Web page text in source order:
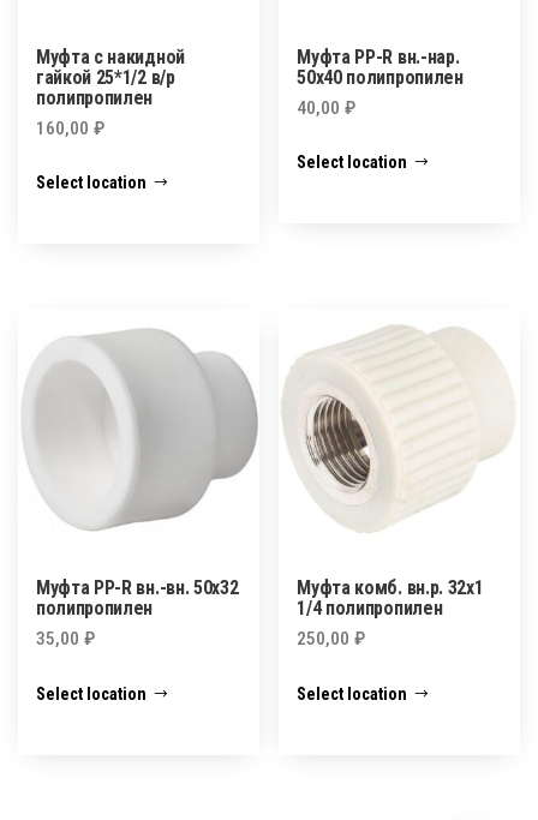
Муфта с накидной
гайкой 25*1/2 в/р
полипропилен
160,00 ₽
Select location
Муфта PP-R вн.-нар.
50х40 полипропилен
40,00₽
Select location
Муфта PP-R вн.-вн. 50х32
полипропилен
35,00 ₽
Select location
Муфта комб. вн.р. 32х1
1/4 полипропилен
250,00₽
Select location